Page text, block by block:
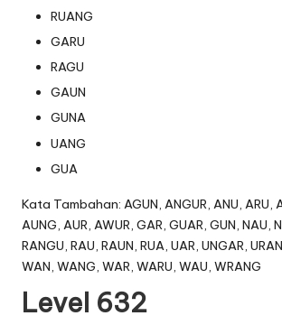
RUANG
GARU
RAGU
GAUN
GUNA
UANG
GUA
Kata Tambahan: AGUN, ANGUR, ANU, ARU,
AUNG, AUR, AWUR, GAR, GUAR, GUN, NAU,
RANGU, RAU, RAUN, RUA, UAR, UNGAR,
WAN, WANG, WAR, WARU, WAU, WRANG
Level 632